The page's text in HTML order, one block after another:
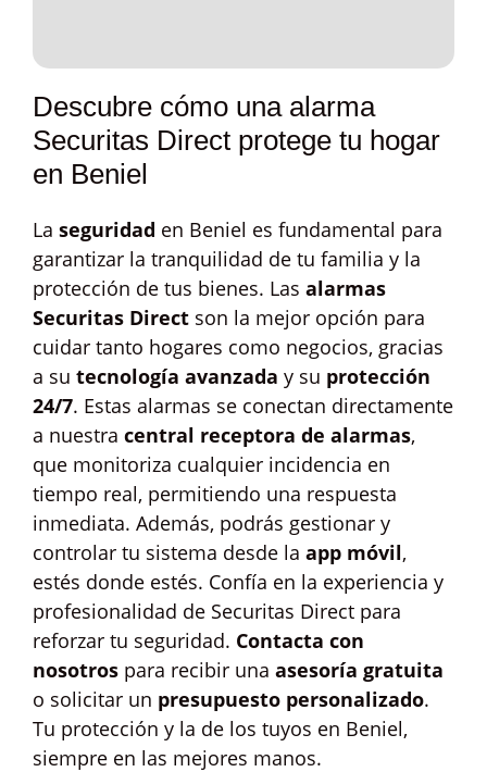
Descubre cómo una alarma
Securitas Direct protege tu hogar
en Beniel
La seguridad en Beniel es fundamental para
garantizar la tranquilidad de tu familia y la
protección de tus bienes. Las alarmas
Securitas Direct son la mejor opción para
cuidar tanto hogares como negocios, gracias
a su tecnología avanzada y su protección
24/7. Estas alarmas se conectan directamente
a nuestra central receptora de alarmas,
que monitoriza cualquier incidencia en
tiempo real, permitiendo una respuesta
inmediata. Además, podrás gestionar y
controlar tu sistema desde la app móvil,
estés donde estés. Confía en la experiencia y
profesionalidad de Securitas Direct para
reforzar tu seguridad. Contacta con
nosotros para recibir una asesoría gratuita
o solicitar un presupuesto personalizado.
Tu protección y la de los tuyos en Beniel,
siempre en las mejores manos.